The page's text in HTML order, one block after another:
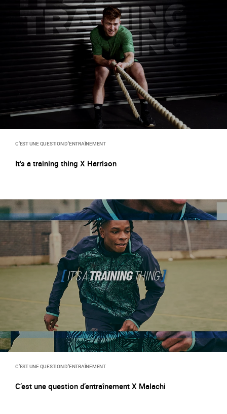
C’EST UNE QUESTION D’ENTRAÎNEMENT
It's a training thing X Harrison
C’EST UNE QUESTION D’ENTRAÎNEMENT
C’est une question d’entraînement X Malachi